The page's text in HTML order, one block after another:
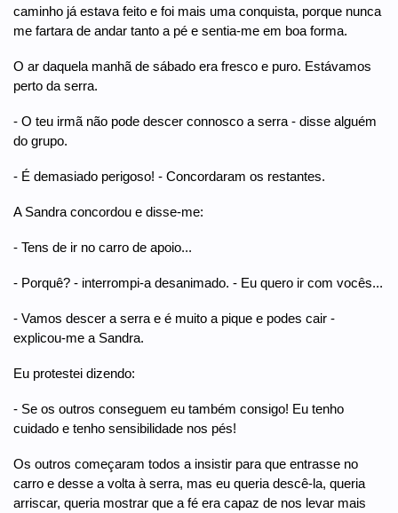
caminho já estava feito e foi mais uma conquista, porque nunca
me fartara de andar tanto a pé e sentia-me em boa forma.
O ar daquela manhã de sábado era fresco e puro. Estávamos
perto da serra.
- O teu irmã não pode descer connosco a serra - disse alguém
do grupo.
- É demasiado perigoso! - Concordaram os restantes.
A Sandra concordou e disse-me:
- Tens de ir no carro de apoio...
- Porquê? - interrompi-a desanimado. - Eu quero ir com vocês...
- Vamos descer a serra e é muito a pique e podes cair -
explicou-me a Sandra.
Eu protestei dizendo:
- Se os outros conseguem eu também consigo! Eu tenho
cuidado e tenho sensibilidade nos pés!
Os outros começaram todos a insistir para que entrasse no
carro e desse a volta à serra, mas eu queria descê-la, queria
arriscar, queria mostrar que a fé era capaz de nos levar mais